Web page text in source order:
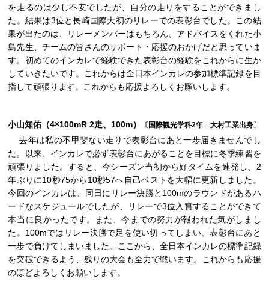
を走るのは少し不安でしたが、自分の走りをすることができまし
た。結果は3位と長崎国際大初のリレーでの表彰台でした。この結
果が出たのは、リレーメンバーはもちろん、アドバイスをくれた小
島先生、チームの皆さんのサポート・応援のおかげだと思っていま
す。初めてのインカレで経験できた表彰台の経験をこれからに生か
していきたいです。これからは全日本インカレの参加標準記録を目
指して頑張ります。これからも応援よろしくお願いします。
小山知佑（4×100mR 2走、100m） 〔国際観光学科2年 大村工業出身〕
去年は私の不甲斐ない走りで表彰台にあと一歩届きませんでし
た。以来、インカレで必ず表彰台にあがることを目標に冬季練習を
頑張りました。すると、今シーズン当初から好タイムを連発し、2
年ぶりに10秒75から10秒57へ自己ベストを大幅に更新しました。
今回のインカレは、同日にリレー決勝と100mのラウンドがあるハ
ードなスケジュールでしたが、リレーで3位入賞することができて
本当に良かったです。また、今までの努力が報われた気がしまし
た。100mではリレー決勝で足を使い切ってしまい、表彰台にあと
一歩で負けてしまいました。ここから、全日本インカレの標準記録
を突破できるよう、残りの大会も全力で戦います。これからも応援
のほどよろしくお願いします。